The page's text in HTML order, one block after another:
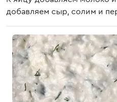
добавляем сыр, солим и